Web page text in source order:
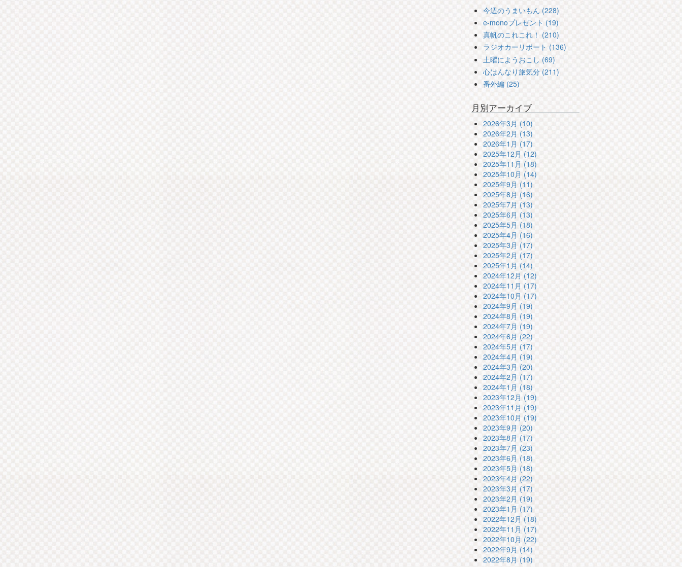
今週のうまいもん (228)
e-monoプレゼント (19)
真帆のこれこれ！ (210)
ラジオカーリポート (136)
土曜にようおこし (69)
心はんなり旅気分 (211)
番外編 (25)
月別アーカイブ
2026年3月 (10)
2026年2月 (13)
2026年1月 (17)
2025年12月 (12)
2025年11月 (18)
2025年10月 (14)
2025年9月 (11)
2025年8月 (16)
2025年7月 (13)
2025年6月 (13)
2025年5月 (18)
2025年4月 (16)
2025年3月 (17)
2025年2月 (17)
2025年1月 (14)
2024年12月 (12)
2024年11月 (17)
2024年10月 (17)
2024年9月 (19)
2024年8月 (19)
2024年7月 (19)
2024年6月 (22)
2024年5月 (17)
2024年4月 (19)
2024年3月 (20)
2024年2月 (17)
2024年1月 (18)
2023年12月 (19)
2023年11月 (19)
2023年10月 (19)
2023年9月 (20)
2023年8月 (17)
2023年7月 (23)
2023年6月 (18)
2023年5月 (18)
2023年4月 (22)
2023年3月 (17)
2023年2月 (19)
2023年1月 (17)
2022年12月 (18)
2022年11月 (17)
2022年10月 (22)
2022年9月 (14)
2022年8月 (19)